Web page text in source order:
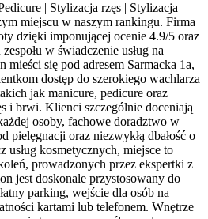
| Stylizacja rzęs | Stylizacja
miejscu w naszym rankingu. Firma
dzięki imponującej ocenie 4.9/5 oraz
w świadczenie usług na
się pod adresem Sarmacka 1a,
dostęp do szerokiego wachlarza
jak manicure, pedicure oraz
i brwi. Klienci szczególnie doceniają
osoby, fachowe doradztwo w
pielęgnacji oraz niezwykłą dbałość o
usług kosmetycznych, miejsce to
prowadzonych przez ekspertki z
jest doskonale przystosowany do
parking, wejście dla osób na
kartami lub telefonem. Wnętrze